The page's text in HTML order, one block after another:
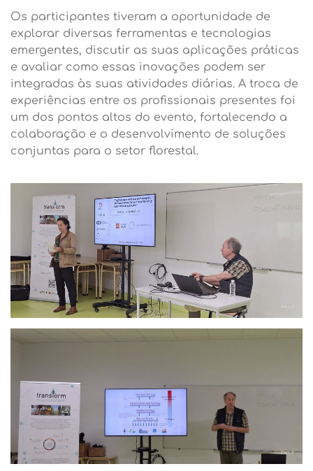
Os participantes tiveram a oportunidade de
explorar diversas ferramentas e tecnologias
emergentes, discutir as suas aplicações práticas
e avaliar como essas inovações podem ser
integradas às suas atividades diárias. A troca de
experiências entre os profissionais presentes foi
um dos pontos altos do evento, fortalecendo a
colaboração e o desenvolvimento de soluções
conjuntas para o setor florestal.